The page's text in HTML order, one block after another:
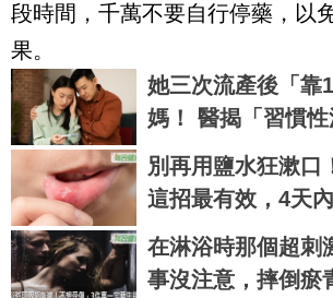
段時間，千萬不要自行停藥，以
果。
她三次流產後「靠
媽！ 醫揭「習慣
問題未必出在子宮
別再用鹽水狂漱口
這招最有效，4天
都痊癒了｜每日健
在淋浴時那個超刺
事沒注意，摔倒瘀